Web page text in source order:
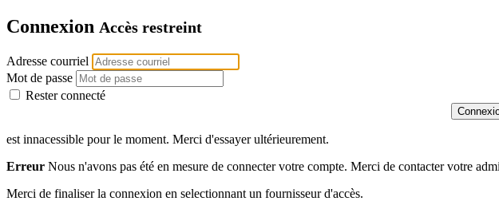
Connexion Accès restreint
Adresse courriel
Mot de passe
Rester connecté
est innacessible pour le moment. Merci d'essayer ultérieurement.
Erreur Nous n'avons pas été en mesure de connecter votre compte. Merci de contacter votre
Merci de finaliser la connexion en selectionnant un fournisseur d'accès.